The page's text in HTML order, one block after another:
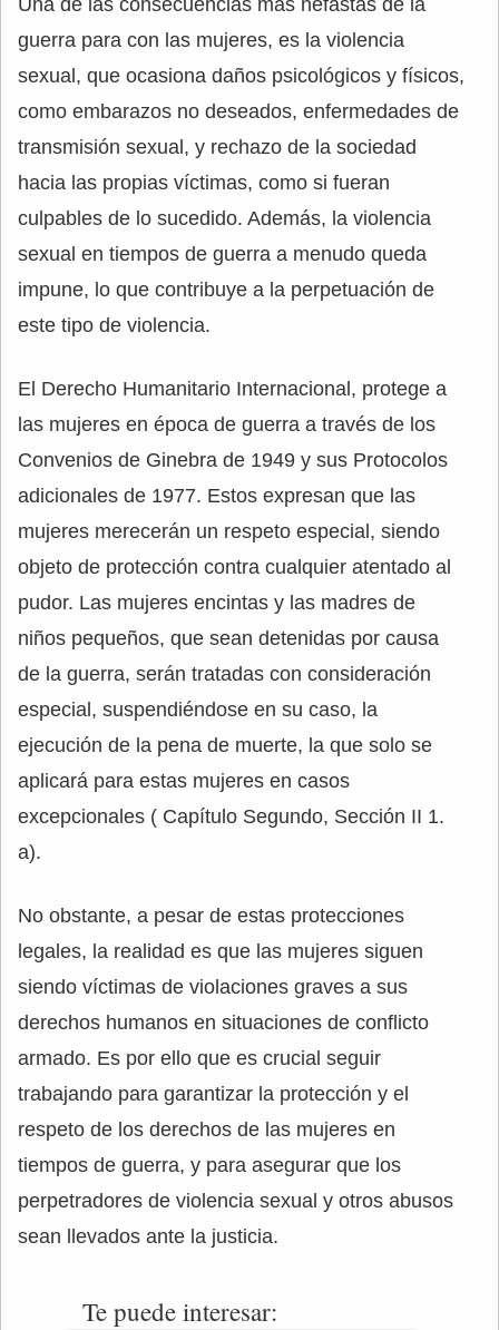
Una de las consecuencias más nefastas de la
guerra para con las mujeres, es la violencia
sexual, que ocasiona daños psicológicos y físicos,
como embarazos no deseados, enfermedades de
transmisión sexual, y rechazo de la sociedad
hacia las propias víctimas, como si fueran
culpables de lo sucedido. Además, la violencia
sexual en tiempos de guerra a menudo queda
impune, lo que contribuye a la perpetuación de
este tipo de violencia.
El Derecho Humanitario Internacional, protege a
las mujeres en época de guerra a través de los
Convenios de Ginebra de 1949 y sus Protocolos
adicionales de 1977. Estos expresan que las
mujeres merecerán un respeto especial, siendo
objeto de protección contra cualquier atentado al
pudor. Las mujeres encintas y las madres de
niños pequeños, que sean detenidas por causa
de la guerra, serán tratadas con consideración
especial, suspendiéndose en su caso, la
ejecución de la pena de muerte, la que solo se
aplicará para estas mujeres en casos
excepcionales ( Capítulo Segundo, Sección II 1.
a).
No obstante, a pesar de estas protecciones
legales, la realidad es que las mujeres siguen
siendo víctimas de violaciones graves a sus
derechos humanos en situaciones de conflicto
armado. Es por ello que es crucial seguir
trabajando para garantizar la protección y el
respeto de los derechos de las mujeres en
tiempos de guerra, y para asegurar que los
perpetradores de violencia sexual y otros abusos
sean llevados ante la justicia.
Te puede interesar: